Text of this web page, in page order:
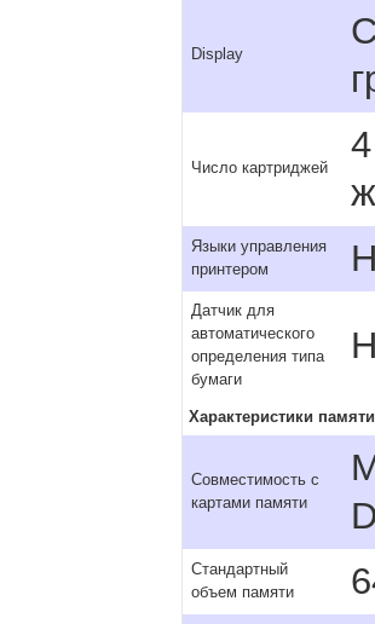
Display
Число картриджей
Языки управления
принтером
Датчик для
автоматического
определения типа
бумаги
Характеристики памяти
Совместимость с
картами памяти
Стандартный
объем памяти